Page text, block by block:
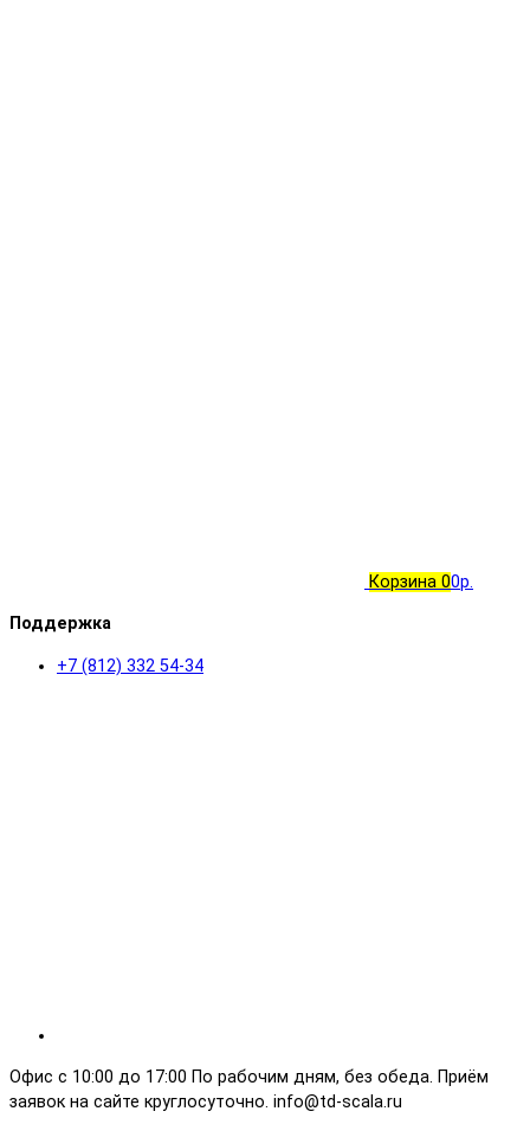
Корзина 00р.
Поддержка
+7 (812) 332 54-34
Офис с 10:00 до 17:00 По рабочим дням, без обеда. Приём
заявок на сайте круглосуточно. info@td-scala.ru